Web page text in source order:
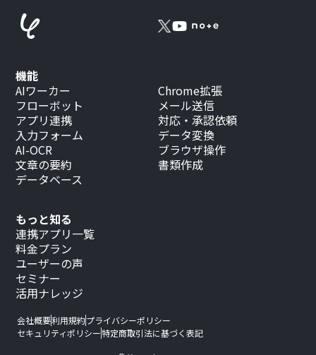
もっと知る
連携アプリ一覧
料金プラン
ユーザーの声
セミナー
活用ナレッジ
機能
AIワーカー
フローボット
アプリ連携
入力フォーム
AI-OCR
文章の要約
データベース
Chrome拡張
メール送信
対応・承認依頼
データ変換
ブラウザ操作
書類作成
会社概要利用規約プライバシーポリシー
セキュリティポリシー特定商取引法に基づく表記